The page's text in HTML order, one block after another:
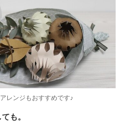
レンジもおすすめです♪
も。